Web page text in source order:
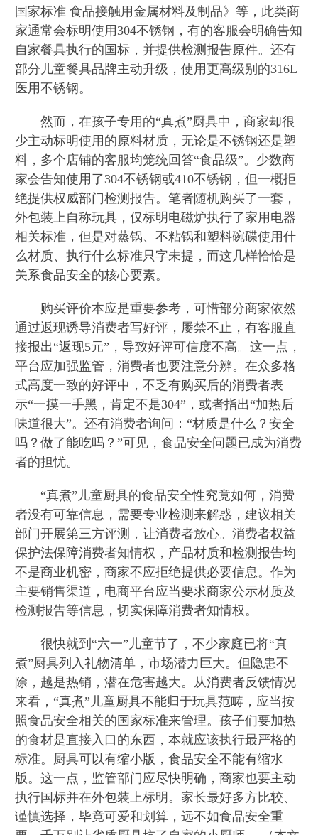
国家标准 食品接触用金属材料及制品》等，此类商
家通常会标明使用304不锈钢，有的客服会明确告知
自家餐具执行的国标，并提供检测报告原件。还有
部分儿童餐具品牌主动升级，使用更高级别的316L
医用不锈钢。
然而，在孩子专用的“真煮”厨具中，商家却很
少主动标明使用的原料材质，无论是不锈钢还是塑
料，多个店铺的客服均笼统回答“食品级”。少数商
家会告知使用了304不锈钢或410不锈钢，但一概拒
绝提供权威部门检测报告。笔者随机购买了一套，
外包装上自称玩具，仅标明电磁炉执行了家用电器
相关标准，但是对蒸锅、不粘锅和塑料碗碟使用什
么材质、执行什么标准只字未提，而这几样恰恰是
关系食品安全的核心要素。
购买评价本应是重要参考，可惜部分商家依然
通过返现诱导消费者写好评，屡禁不止，有客服直
接报出“返现5元”，导致好评可信度不高。这一点，
平台应加强监管，消费者也要注意分辨。在众多格
式高度一致的好评中，不乏有购买后的消费者表
示“一摸一手黑，肯定不是304”，或者指出“加热后
味道很大”。还有消费者询问：“材质是什么？安全
吗？做了能吃吗？”可见，食品安全问题已成为消费
者的担忧。
“真煮”儿童厨具的食品安全性究竟如何，消费
者没有可靠信息，需要专业检测来解惑，建议相关
部门开展第三方评测，让消费者放心。消费者权益
保护法保障消费者知情权，产品材质和检测报告均
不是商业机密，商家不应拒绝提供必要信息。作为
主要销售渠道，电商平台应当要求商家公示材质及
检测报告等信息，切实保障消费者知情权。
很快就到“六一”儿童节了，不少家庭已将“真
煮”厨具列入礼物清单，市场潜力巨大。但隐患不
除，越是热销，潜在危害越大。从消费者反馈情况
来看，“真煮”儿童厨具不能归于玩具范畴，应当按
照食品安全相关的国家标准来管理。孩子们要加热
的食材是直接入口的东西，本就应该执行最严格的
标准。厨具可以有缩小版，食品安全不能有缩水
版。这一点，监管部门应尽快明确，商家也要主动
执行国标并在外包装上标明。家长最好多方比较、
谨慎选择，毕竟可爱和划算，远不如食品安全重